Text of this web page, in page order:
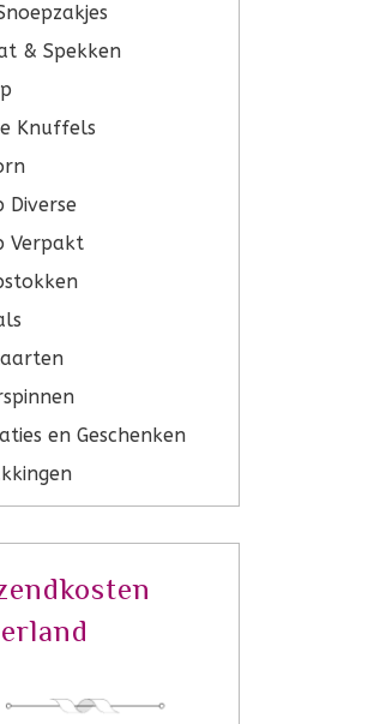
& Spekken
Knuffels
Diverse
Verpakt
en Geschenken